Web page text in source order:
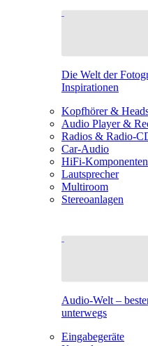
Die Welt der
Inspirationen
Kopfhörer &
Audio Player &
Radios & Radio-
Car-Audio
HiFi-Komponenten
Lautsprecher
Multiroom
Stereoanlagen
Audio-Welt –
unterwegs
Eingabegeräte